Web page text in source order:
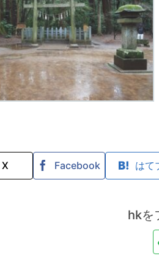
X Facebook はて
hkを